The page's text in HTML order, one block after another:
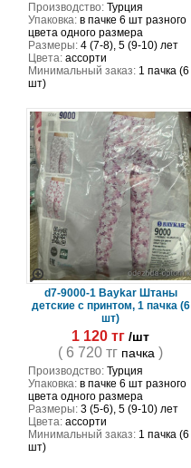
Производство:Турция
Упаковка:в пачке 6 шт разного
цвета одного размера
Размеры:4 (7-8), 5 (9-10) лет
Цвета:ассорти
Минимальный заказ:1 пачка (6
шт)
d7-9000-1 Baykar Штаны
детские с принтом, 1 пачка (6
шт)
1 120 тг /шт
( 6 720 тг пачка )
Производство:Турция
Упаковка:в пачке 6 шт разного
цвета одного размера
Размеры:3 (5-6), 5 (9-10) лет
Цвета:ассорти
Минимальный заказ:1 пачка (6
шт)